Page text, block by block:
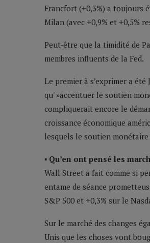
Francfort (+0,3%) a toujours
Milan (avec +0,9% et +0,5%
Peut-être que la timidité de
membres influents de la Fed.
Le premier à s’exprimer a
qu' »accentuer le soutien
compliquerait encore le
croissance économique
lesquels le soutien
▪ Qu’en ont pensé les
Wall Street a fait comme si
entame de séance
S&P 500 et +0,3% sur le
Sur le marché des changes
Unis que les choses vont